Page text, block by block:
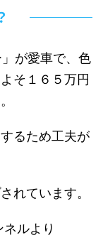
が愛車で、色
そ１６５万円
るため工夫が
れています。
ルより